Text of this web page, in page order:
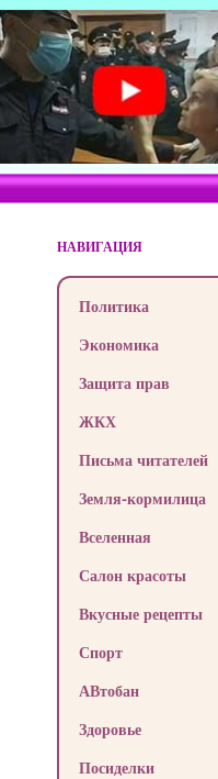
НАВИГАЦИЯ
Политика
Экономика
Защита прав
ЖКХ
Письма читателей
Земля-кормилица
Вселенная
Салон красоты
Вкусные рецепты
Спорт
АВтобан
Здоровье
Посиделки